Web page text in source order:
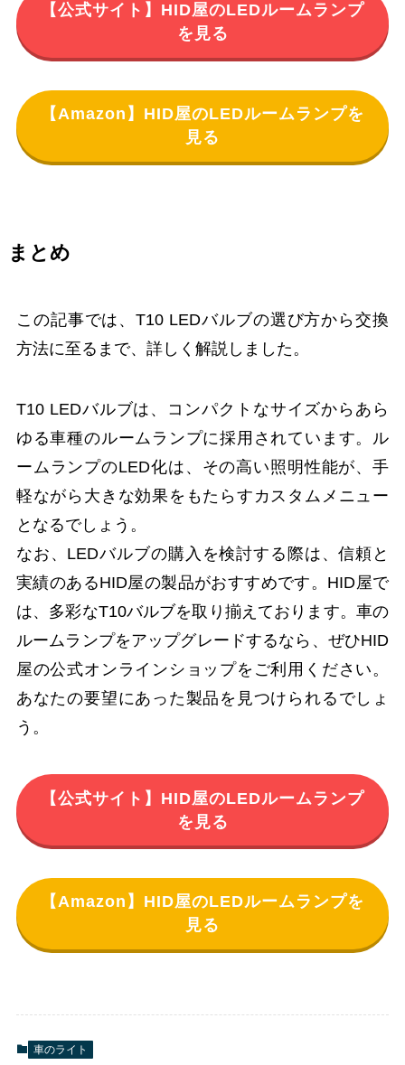
【公式サイト】HID屋のLEDルームランプ
を見る
【Amazon】HID屋のLEDルームランプを
見る
まとめ
この記事では、T10 LEDバルブの選び方から交換
方法に至るまで、詳しく解説しました。
T10 LEDバルブは、コンパクトなサイズからあら
ゆる車種のルームランプに採用されています。ル
ームランプのLED化は、その高い照明性能が、手
軽ながら大きな効果をもたらすカスタムメニュー
となるでしょう。
なお、LEDバルブの購入を検討する際は、信頼と
実績のあるHID屋の製品がおすすめです。HID屋で
は、多彩なT10バルブを取り揃えております。車の
ルームランプをアップグレードするなら、ぜひHID
屋の公式オンラインショップをご利用ください。
あなたの要望にあった製品を見つけられるでしょ
う。
【公式サイト】HID屋のLEDルームランプ
を見る
【Amazon】HID屋のLEDルームランプを
見る
車のライト